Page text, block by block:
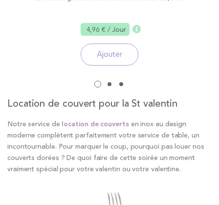
4,96 €/ Jour
Ajouter
Location de couvert pour la St valentin
Notre service de location de couvertsen inox au design
moderne complètent parfaitement votre service de table, un
incontournable. Pour marquer le coup, pourquoi pas louer nos
couverts dorées ? De quoi faire de cette soirée un moment
vraiment spécial pour votre valentin ou votre valentine.